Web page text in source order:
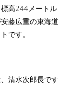
高244メートル
藤広重の東海
です。
清水次郎長で